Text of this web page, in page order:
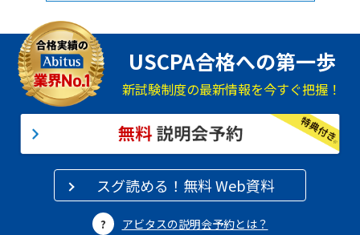
USCPA合格への第一歩
新試験制度の最新情報を今すぐ把握！
スグ読める！無料 Web資料
アビタスの説明会予約とは？